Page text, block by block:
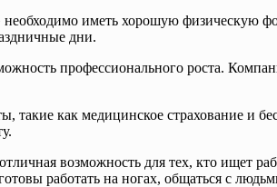
иметь хорошую физическую
дни.
профессионального роста.
такие как медицинское страхование и
возможность для тех, кто ищет
работать на ногах, общаться с